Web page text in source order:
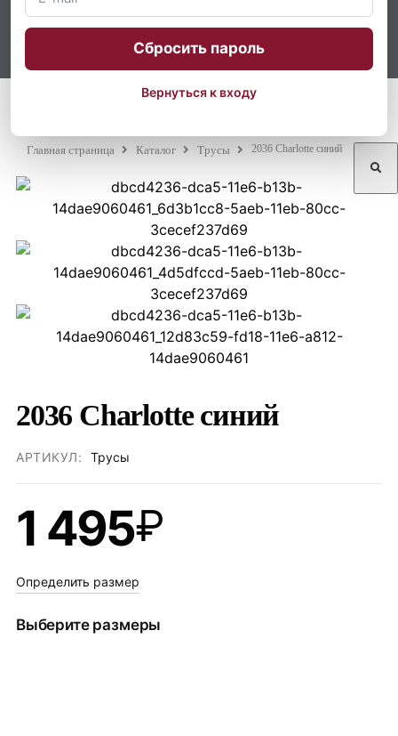
Сбросить пароль
Вернуться к входу
Главная страница Каталог Трусы 2036 Charlotte синий
2036 Charlotte синий
АРТИКУЛ: Трусы
1 495₽
Определить размер
Выберите размеры